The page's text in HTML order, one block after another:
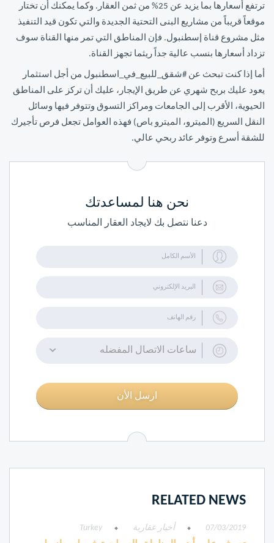
نحن هنا لمساعدتك
دعنا نتصل بك لايجاد العقار المناسب
ساعات الاتصال المفضله
ارسل الأن
RELATED NEWS
07/03/2019 أخبار عقارية Turkey
ترتفع أسعارها بما يزيد عن 25% من ثمن العقار. وكما يمكنك أن تختار
موقعاً قريباً من مشاريع البنى التحتية الجديدة والتي تكون قيد التنفيذ
مثل مشروع قناة إسطنبول. فإن المناطق التي تمر منها القناة سوف
تزداد أسعارها بنسب عالية جداً ريثما تجهز القناة.
أما إذا كنت تبحث عن #شقق_للبيع_في_اسطنبول من أجل استثمار
يعود عليك بربح شهري عن طريق الإيجار، عليك أن تركز على المناطق
الحيوية، الأقرب إلى الجامعات ومراكز التسوق وتتوفر فيها وسائل
النقل السريع (الميترو، الميترو باص) فهذه العوامل تجعل فرص تأجيرك
للشقة أسرع وتوفر عائد ربحي عالي.